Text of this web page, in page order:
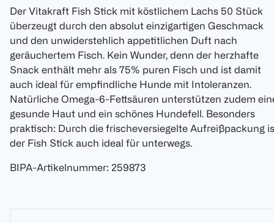
Der Vitakraft Fish Stick mit köstlichem Lachs 50 Stück
überzeugt durch den absolut einzigartigen Geschmack
und den unwiderstehlich appetitlichen Duft nach
geräuchertem Fisch. Kein Wunder, denn der herzhafte
Snack enthält mehr als 75% puren Fisch und ist damit
auch ideal für empfindliche Hunde mit Intoleranzen.
Natürliche Omega-6-Fettsäuren unterstützen zudem
gesunde Haut und ein schönes Hundefell. Besonders
praktisch: Durch die frischeversiegelte Aufreißpackung
der Fish Stick auch ideal für unterwegs.
BIPA-Artikelnummer: 259873